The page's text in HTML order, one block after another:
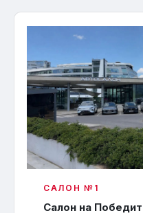
САЛОН №1
Салон на